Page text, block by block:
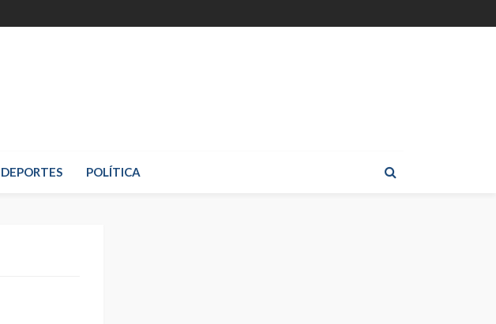
DEPORTES POLÍTICA